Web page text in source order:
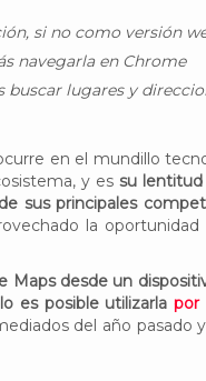
si no como versión
navegarla en Chrome
buscar lugares y
en el mundillo
y es su
sus principales
la
Maps desde un
es posible utilizarlapor
del año pasado